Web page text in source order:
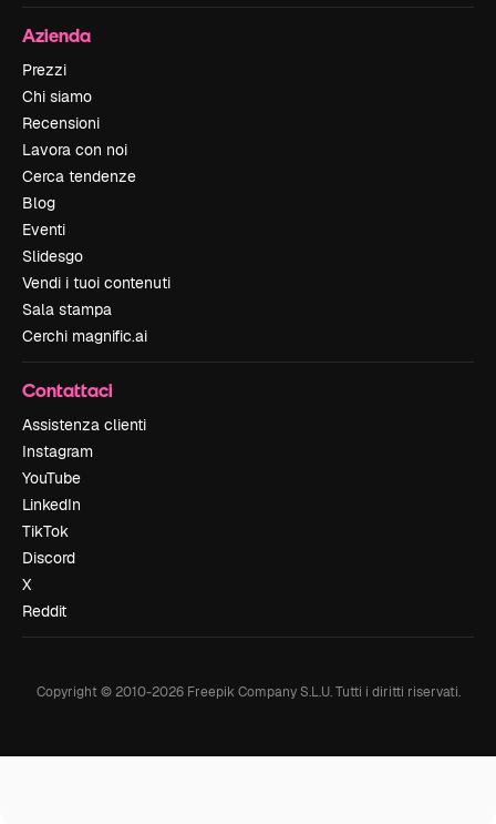
Azienda
Prezzi
Chi siamo
Recensioni
Lavora con noi
Cerca tendenze
Blog
Eventi
Slidesgo
Vendi i tuoi contenuti
Sala stampa
Cerchi magnific.ai
Contattaci
Assistenza clienti
Instagram
YouTube
LinkedIn
TikTok
Discord
X
Reddit
Copyright © 2010-2026Freepik Company S.L.U. Tutti i diritti riservati.